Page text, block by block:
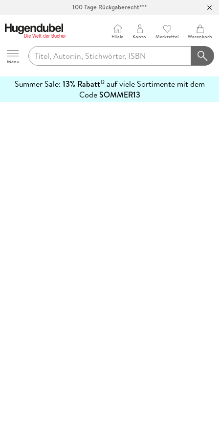
100 Tage Rückgaberecht***
Hugendubel
Menu
Filiale Konto Merkzettel Warenkorb
Summer Sale: 13% Rabatt12auf viele Sortimente mit dem
CodeSOMMER13
erfahren